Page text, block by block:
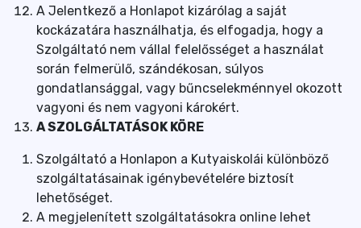
A Jelentkező a Honlapot kizárólag a saját
kockázatára használhatja, és elfogadja, hogy a
Szolgáltató nem vállal felelősséget a használat
során felmerülő, szándékosan, súlyos
gondatlansággal, vagy bűncselekménnyel okozott
vagyoni és nem vagyoni károkért.
A SZOLGÁLTATÁSOK KÖRE
Szolgáltató a Honlapon a Kutyaiskolái különböző
szolgáltatásainak igénybevételére biztosít
lehetőséget.
A megjelenített szolgáltatásokra online lehet